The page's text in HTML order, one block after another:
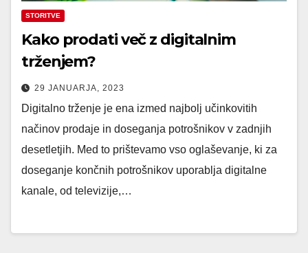
STORITVE
Kako prodati več z digitalnim
trženjem?
29 JANUARJA, 2023
Digitalno trženje je ena izmed najbolj učinkovitih
načinov prodaje in doseganja potrošnikov v zadnjih
desetletjih. Med to prištevamo vso oglaševanje, ki za
doseganje končnih potrošnikov uporablja digitalne
kanale, od televizije,…